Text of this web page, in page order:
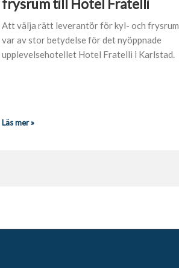
frysrum till Hotel Fratelli
Att välja rätt leverantör för kyl- och frysrum
var av stor betydelse för det nyöppnade
upplevelsehotellet Hotel Fratelli i Karlstad.
Läs mer »